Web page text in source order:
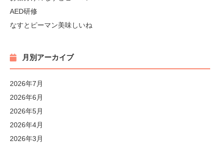
AED研修
なすとピーマン美味しいね
月別アーカイブ
2026年7月
2026年6月
2026年5月
2026年4月
2026年3月